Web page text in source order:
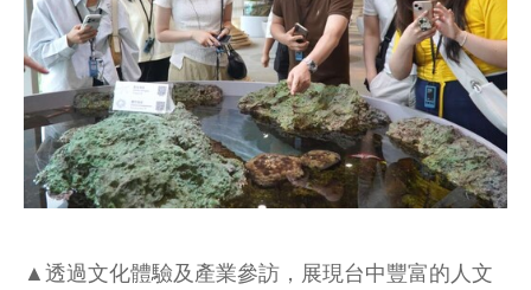
▲透過文化體驗及產業參訪，展現台中豐富的人文